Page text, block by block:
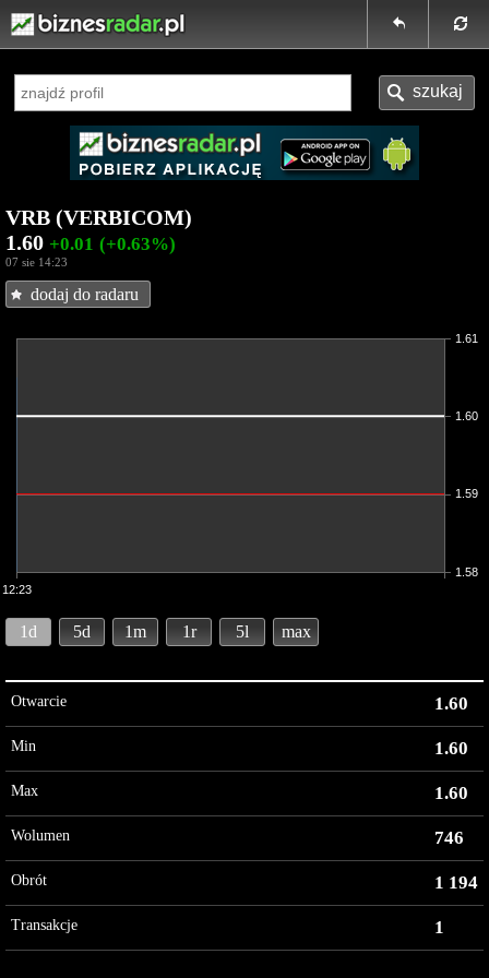
VRB (VERBICOM)
1.60 +0.01 (+0.63%)
07 sie 14:23
dodaj do radaru
12:23
1.58
1.59
1.60
1.61
1d 5d 1m 1r 5l max
Otwarcie 1.60
Min 1.60
Max 1.60
Wolumen 746
Obrót 1 194
Transakcje 1